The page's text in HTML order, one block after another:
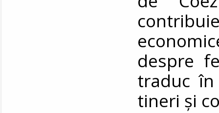
despre
traduc
tineri și